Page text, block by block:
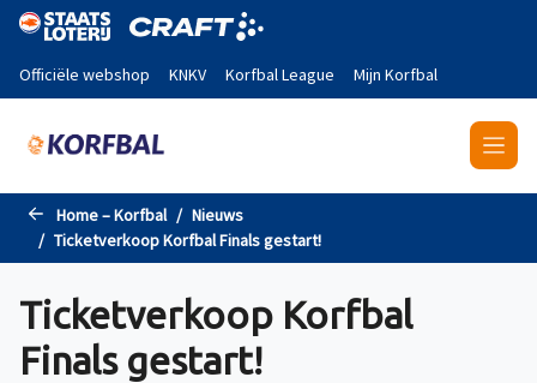
Naar de hoofdinhoud gaan
Officiële webshop KNKV Korfbal League Mijn Korfbal
Home – Korfbal
Nieuws
Ticketverkoop Korfbal Finals gestart!
Ticketverkoop Korfbal
Finals gestart!